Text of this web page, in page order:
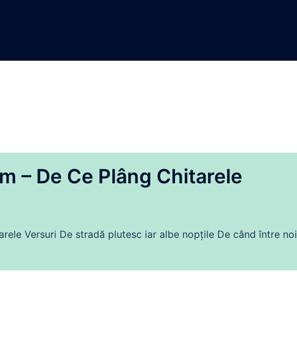
– De Ce Plâng Chitarele
Versuri De stradă plutesc iar albe nopțile De când între noi